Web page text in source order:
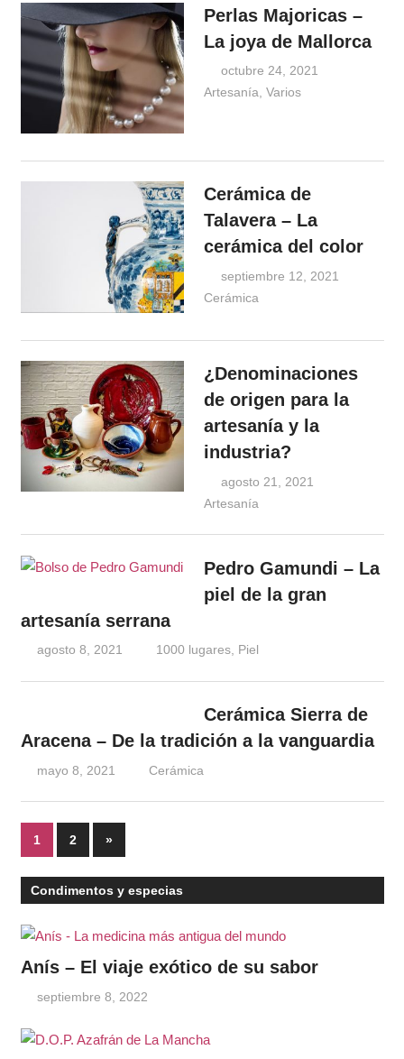
Perlas Majoricas –
La joya de Mallorca
octubre 24, 2021
Artesanía,Varios
Cerámica de
Talavera – La
cerámica del color
septiembre 12, 2021
Cerámica
¿Denominaciones
de origen para la
artesanía y la
industria?
agosto 21, 2021
Artesanía
Pedro Gamundi – La
piel de la gran
artesanía serrana
agosto 8, 2021 Windrose
1000 lugares Piel
Cerámica Sierra de
Aracena – De la tradición a la vanguardia
mayo 8, 2021 Windrose
Cerámica
Paginación
de
entradas
1 2
Entradas
siguientes
»
Condimentos y especias
Anís – El viaje exótico de su sabor
septiembre 8, 2022